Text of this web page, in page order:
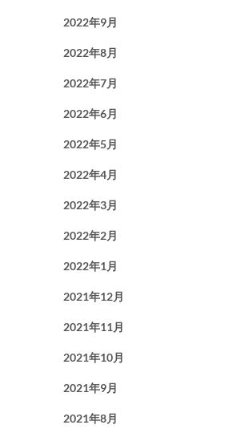
2022年9月
2022年8月
2022年7月
2022年6月
2022年5月
2022年4月
2022年3月
2022年2月
2022年1月
2021年12月
2021年11月
2021年10月
2021年9月
2021年8月